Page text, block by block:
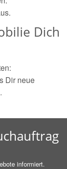
Dich
Dir neue
informiert.